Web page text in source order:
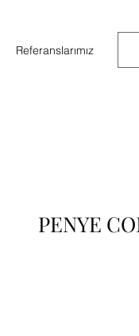
Referanslarımız
24/2 PENYE